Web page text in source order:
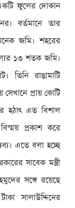
ফুলের দোকান
বর্তমানে তার
জমি। শহরের
১৩ শতক জমি।
তিনি রাঙামাটি
প্রায় কোটি
হঠাৎ এত বিশাল
প্রকাশ করে
এতে বলা হচ্ছে
সাবেক মন্ত্রী
সঙ্গে রয়েছে
সালাউদ্দিনের